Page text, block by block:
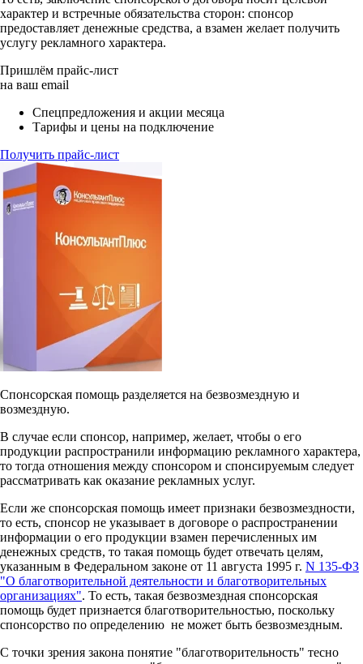
характер и встречные обязательства сторон: спонсор
предоставляет денежные средства, а взамен желает получить
услугу рекламного характера.
Пришлём прайс-лист
на ваш email
Спецпредложения и акции месяца
Тарифы и цены на подключение
Получить прайс-лист
Спонсорская помощь разделяется на безвозмездную и
возмездную.
В случае если спонсор, например, желает, чтобы о его
продукции распространили информацию рекламного характера,
то тогда отношения между спонсором и спонсируемым следует
рассматривать как оказание рекламных услуг.
Если же спонсорская помощь имеет признаки безвозмездности,
то есть, спонсор не указывает в договоре о распространении
информации о его продукции взамен перечисленных им
денежных средств, то такая помощь будет отвечать целям,
указанным в Федеральном законе от 11 августа 1995 г. N 135-ФЗ
"О благотворительной деятельности и благотворительных
организациях". То есть, такая безвозмездная спонсорская
помощь будет признается благотворительностью, поскольку
спонсорство по определению не может быть безвозмездным.
С точки зрения закона понятие "благотворительность" тесно